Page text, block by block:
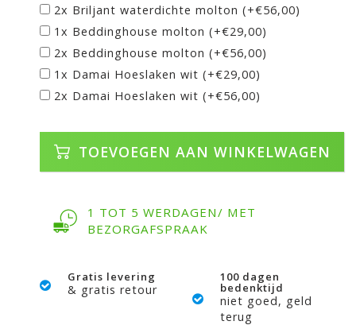
2x Briljant waterdichte molton (+€56,00)
1x Beddinghouse molton (+€29,00)
2x Beddinghouse molton (+€56,00)
1x Damai Hoeslaken wit (+€29,00)
2x Damai Hoeslaken wit (+€56,00)
TOEVOEGEN AAN WINKELWAGEN
1 TOT 5 WERDAGEN/ MET
BEZORGAFSPRAAK
Gratis levering
& gratis retour
100 dagen
bedenktijd
niet goed, geld
terug